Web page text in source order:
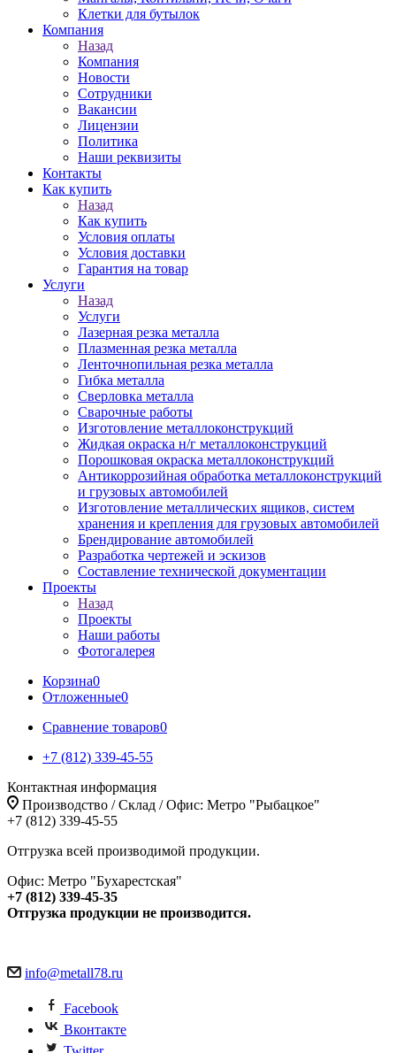
Клетки для бутылок
Компания
Назад
Компания
Новости
Сотрудники
Вакансии
Лицензии
Политика
Наши реквизиты
Контакты
Как купить
Назад
Как купить
Условия оплаты
Условия доставки
Гарантия на товар
Услуги
Назад
Услуги
Лазерная резка металла
Плазменная резка металла
Ленточнопильная резка металла
Гибка металла
Сверловка металла
Сварочные работы
Изготовление металлоконструкций
Жидкая окраска н/г металлоконструкций
Порошковая окраска металлоконструкций
Антикоррозийная обработка металлоконструкций
и грузовых автомобилей
Изготовление металлических ящиков, систем
хранения и крепления для грузовых автомобилей
Брендирование автомобилей
Разработка чертежей и эскизов
Составление технической документации
Проекты
Назад
Проекты
Наши работы
Фотогалерея
Корзина0
Отложенные0
Сравнение товаров0
+7 (812) 339-45-55
Контактная информация
Производство / Склад / Офис: Метро "Рыбацкое"
+7 (812) 339-45-55
Отгрузка всей производимой продукции.
Офис: Метро "Бухарестская"
+7 (812) 339-45-35
Отгрузка продукции не производится.
info@metall78.ru
Facebook
Вконтакте